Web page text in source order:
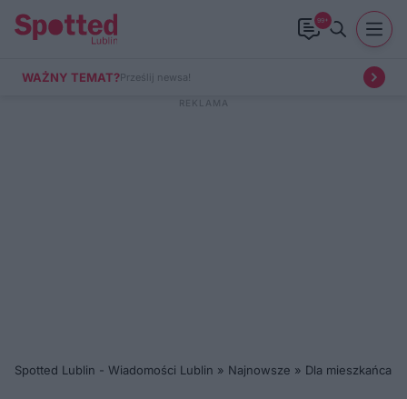
99+
WAŻNY TEMAT?Prześlij newsa!
Spotted Lublin - Wiadomości Lublin » Najnowsze » Dla mieszkańca